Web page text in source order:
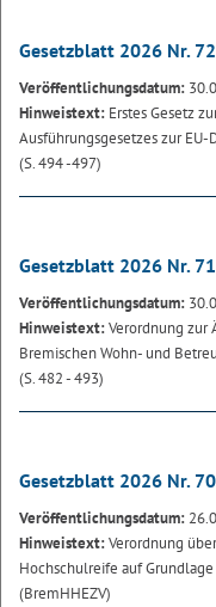
Gesetzblatt 2026 Nr. 72
Veröffentlichungsdatum:
Hinweistext: Erstes Gesetz
Ausführungsgesetzes zur
(S. 494 -497)
Gesetzblatt 2026 Nr. 71
Veröffentlichungsdatum:
Hinweistext:Verordnung zur
Bremischen Wohn- und
(S. 482 - 493)
Gesetzblatt 2026 Nr. 70
Veröffentlichungsdatum:
Hinweistext:Verordnung
Hochschulreife auf
(BremHHEZV)